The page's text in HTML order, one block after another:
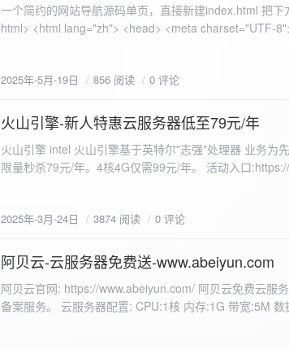
100%; height: 30px; background-color: #ddd; border-radius: 4px; margin-top: 20px; overflow: hidden; }
.progress-fill { height: 100%; background-color: #4caf50; width: 0; line-height: 30px; text-align: center;
border-radius: 4px; background-color: #f9f9f9; font-size: 16px; color: #333; min-height: 40px; } /* 错误
或成功的提示信息样式 */ .result.success { border-color: #28a745; background-color: #e9f7e8; }
image { margin-top: 20px; max-width: 100%; height: auto; border-radius: 4px; border: 1px solid #ddd; }
</style> </head> <body> <div class="container"> <h2>图片上传-双虹云</h2> <form id="uploadForm">
<input type="file" id="fileInput" name="file" accept="image/*" required />
document.getElementById('uploadForm'); const resultDiv = document.getElementById('result'); const
e.preventDefault(); const fileInput = document.getElementById('fileInput'); const file = fileInput.files[0]; if
(!file) { resultDiv.innerHTML = '<p class="error">请先选择文件！</p>'; return; } const formData = new
FormData(); formData.append('file', file); const xhr = new XMLHttpRequest(); xhr.open('POST',
'https://api.xinyew.cn/api/360tc', true); // 监听上传进度事件 xhr.upload.onprogress = function(event) { if
一个简约的网站导航源码单页，直接新建index.html 把下方源码粘贴进去修改保存即可。 <!DOCTYPE html> <html lang="zh"> <head> <meta charset="UTF-8"> <meta name="viewport" content="width=device-width, initial-scale=1.0"> <title>导航网站 -blog.qqzzz.cn</title> <meta name="keywords" content="双虹云博客"> <meta name="description" content="双虹云博客。"> <meta name="author" content="导航网站"> <meta name="robots" content="index,follow"> <meta property="og:title" content="导航网站 - "> <meta property="og:description" content="双虹云。"> <meta property="og:type" content="website"> <link rel="icon" href="https://blog.qqzzz.cn/favicon.ico" type="image/x-icon"> <link rel="shortcut icon" href="https://blog.qqzzz.cn/favicon.ico" type="image/x-icon"> <style> /* 基础样式 */ * { margin: 0; padding: 0; box-sizing: border-box; } /* 主体样式 */ body { background: #f0f2f5; font-family: 'Microsoft YaHei', -apple-system, BlinkMacSystemFont, sans-serif; margin: 0; padding: 0; min-height: 100vh; overflow-x: hidden; position: relative; display: flex; flex-direction: column; } /* 容器样式 */ .container { max-width: 1200px; margin: 0 auto; padding: 20px; flex: 1; display: flex; flex-direction: column; align-items: center; width: 100%; } /* 主盒子样式 */ .main-box { background: white; box-shadow: 0 2px 12px rgba(0, 0, 0, 0.08); border-radius: 24px; border: 1px solid #e9ecef; width: 100%; max-width: 1000px; padding: 30px; margin: 0 auto 15px; transition: all 0.3s ease; position: relative; z-index: 2; } .main-box:hover { transform: translateY(-2px); box-shadow: 0 6px 25px rgba(0, 0, 0, 0.2); } /* 头部样式 */ .header { text-align: center; margin-bottom: 20px; padding-bottom: 15px; border-bottom: 1px solid rgba(255, 255, 255, 0.2); } .header h1 { font-size: 32px; background: linear-gradient(120deg, #2b5876 0%, #4e4376 100%); -webkit-background-clip: text; -webkit-text-fill-color: transparent; margin-bottom: 15px; } /* 提示框样式 */ .notice { background: transparent; padding: 0 25px; border-radius: 12px; margin-bottom: 15px; white-space: nowrap; overflow: hidden; text-overflow: ellipsis; } .notice p { color: #4facfe; font-size: 16px; line-height: 1; font-weight: bold; letter-spacing: 0.5px; margin: 0; } /* 流量卡领取样式 */ .flow-card, .flow-card-top { background: linear-gradient(120deg, #4facfe 0%, #00f2fe 100%); box-shadow: 0 3px 15px rgba(0, 0, 0, 0.1); border-radius: 12px; padding: 10px 15px; margin-bottom: 10px; text-align: center; position: relative; overflow: hidden; display: flex; justify-content: space-between; align-items: center; } .flow-card::before, .flow-card-top::before { content: ''; position: absolute; top: -10px; right: -10px; width: 80px; height: 80px; background: rgba(255, 255, 255, 0.1); border-radius: 50%; } .flow-card .text-content, .flow-card-top h3 { flex: 1; text-align: left; color: #ffffff; font-size: 16px; margin: 0; } .flow-card h2 { color: #ffffff; font-size: 18px; margin-bottom: 4px; font-weight: 600; } .flow-card p { color: rgba(255, 255, 255, 0.9); font-size: 14px; margin-bottom: 0; } .flow-card a, .flow-card-top a { display: inline-block; background: #ffffff; color: #2b5876; padding: 8px 0; border-radius: 50px; font-size: 15px; cursor: pointer; transition: all 0.3s ease; font-weight: 600; text-decoration: none; box-shadow: 0 4px 10px rgba(0, 0, 0, 0.1); margin: 0 5px; white-space: nowrap; width: 110px; text-align: center; } /* 所有按钮统一样式 */ .flow-card .buttons a, .flow-card-top .buttons a { background: #ffffff; color: #2b5876; } .flow-card .buttons a:hover, .flow-card-top .buttons a:hover { background: #f8f9fa; transform: translateY(-2px); box-shadow: 0 6px 15px rgba(0, 0, 0, 0.2); } .flow-card .buttons, .flow-card-top .buttons { display: flex; align-items: center; justify-content: flex-end; flex-wrap: nowrap; } .flow-card a:hover, .flow-card-top a:hover { transform: translateY(-2px); box-shadow: 0 6px 15px rgba(0, 0, 0, 0.2); background: #f8f9fa; } .flow-card-top { margin-bottom: 10px; } /* 导航网格样式 */ .nav-grid { display: grid; grid-template-columns: repeat(2, 1fr);
2025年-5月-19日 856 阅读 0 评论
2025-3-24
火山引擎-新人特惠云服务器低至79元/年
火山引擎 intel 火山引擎基于英特尔"志强"处理器 业务为
限量秒杀79元/年。4核4G仅需99元/年。 活动入口
2025年-3月-24日 3874 阅读 0 评论
2025-3-14
阿贝云-云服务器免费送-www.abeiyun.com
阿贝云官网: https://www.abeiyun.com/ 阿贝云免费云服
备案服务。 云服务器配置: CPU:1核 内存:1G 带宽:5M